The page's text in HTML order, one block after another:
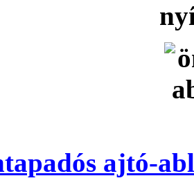
ajtó-